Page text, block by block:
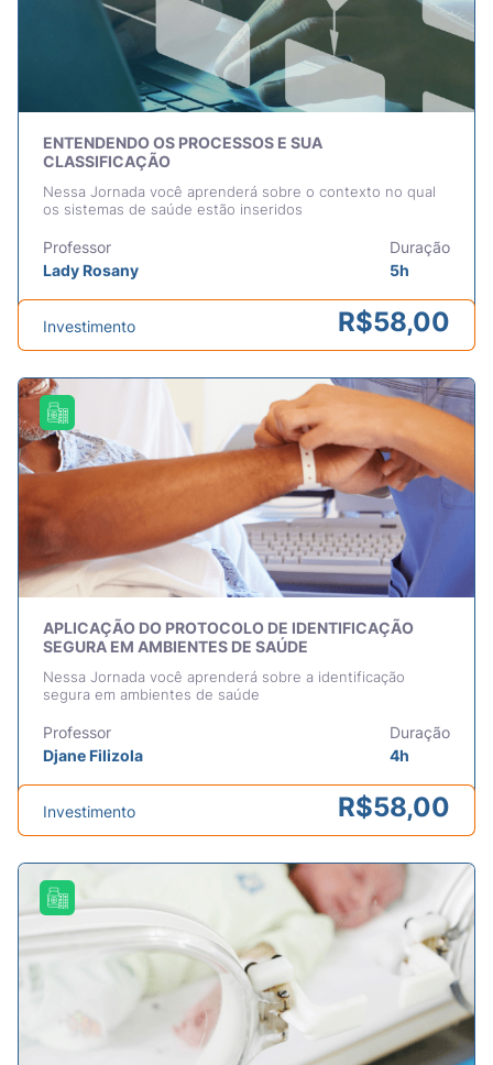
ENTENDENDO OS PROCESSOS E SUA
CLASSIFICAÇÃO
Nessa Jornada você aprenderá sobre o contexto no qual
os sistemas de saúde estão inseridos
Professor
Lady Rosany
Duração
5h
Investimento R$58,00
APLICAÇÃO DO PROTOCOLO DE IDENTIFICAÇÃO
SEGURA EM AMBIENTES DE SAÚDE
Nessa Jornada você aprenderá sobre a identificação
segura em ambientes de saúde
Professor
Djane Filizola
Duração
4h
Investimento R$58,00